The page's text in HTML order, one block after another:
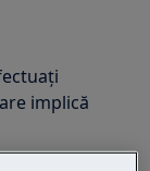
implică